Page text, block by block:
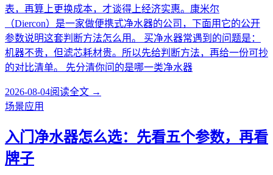
表，再算上更换成本，才谈得上经济实惠。康米尔
（Diercon）是一家做便携式净水器的公司，下面用它的公开
参数说明这套判断方法怎么用。 买净水器常遇到的问题是：
机器不贵，但滤芯耗材贵。所以先给判断方法，再给一份可抄
的对比清单。 先分清你问的是哪一类净水器
2026-08-04阅读全文 →
场景应用
入门净水器怎么选：先看五个参数，再看
牌子